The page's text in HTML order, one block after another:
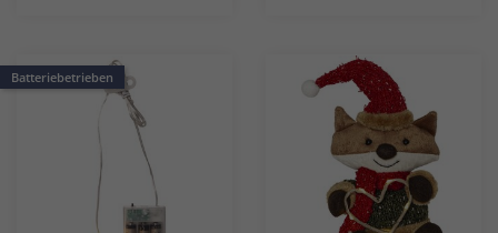
Batteriebetrieben